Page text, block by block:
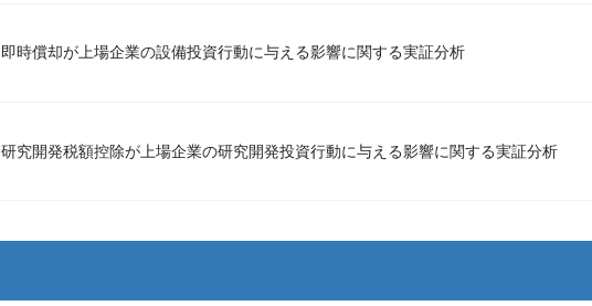
即時償却が上場企業の設備投資行動に与える影響に関する実証分析
研究開発税額控除が上場企業の研究開発投資行動に与える影響に関する実証分析